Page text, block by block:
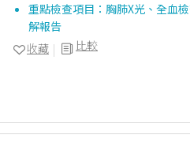
重點檢查項目：胸肺X光、全血
解報告
比較
收藏